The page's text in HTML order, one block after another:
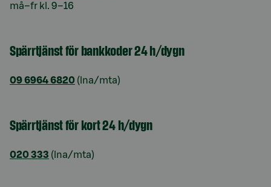
må–fr kl. 9–16
Spärrtjänst för bankkoder 24 h/dygn
09 6964 6820 (lna/mta)
Spärrtjänst för kort 24 h/dygn
020 333 (lna/mta)